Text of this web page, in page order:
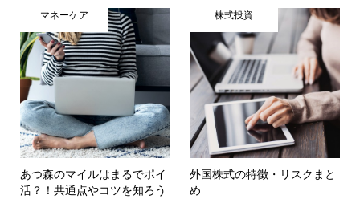
マネーケア
あつ森のマイルはまるでポイ
活？！共通点やコツを知ろう
株式投資
外国株式の特徴・リスクまと
め